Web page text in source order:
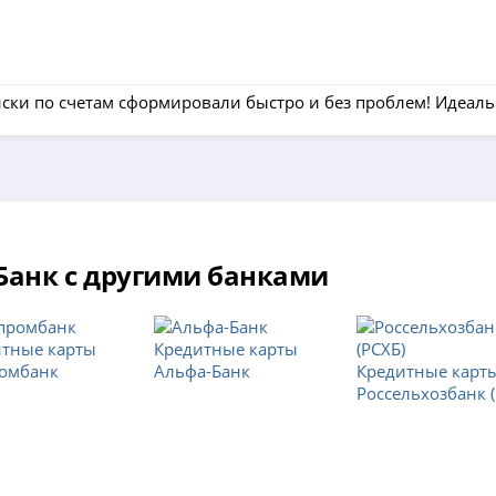
по счетам сформировали быстро и без проблем!
с другими банками
карты
Кредитные карты
Альфа-Банк
Кредитные
Россельхозбанк